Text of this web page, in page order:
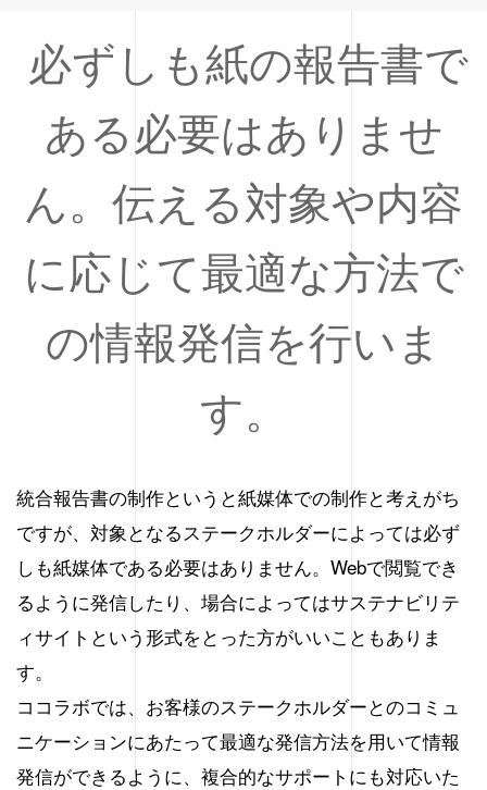
必ずしも紙の報告書で
ある必要はありませ
ん。伝える対象や内容
に応じて最適な方法で
の情報発信を行いま
す。
統合報告書の制作というと紙媒体での制作と考えがち
ですが、対象となるステークホルダーによっては必ず
しも紙媒体である必要はありません。Webで閲覧でき
るように発信したり、場合によってはサステナビリテ
ィサイトという形式をとった方がいいこともありま
す。
ココラボでは、お客様のステークホルダーとのコミュ
ニケーションにあたって最適な発信方法を用いて情報
発信ができるように、複合的なサポートにも対応いた